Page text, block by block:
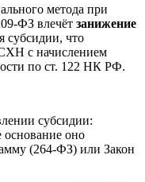
метода при
ФЗ влечёт занижение
субсидии, что
с начислением
по ст. 122 НК РФ.
субсидии:
основание оно
(264-ФЗ) или Закон